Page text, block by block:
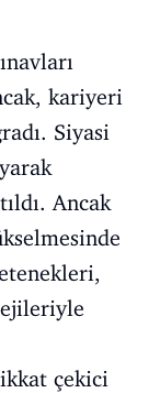
kariyeri
Siyasi
Ancak
çekici